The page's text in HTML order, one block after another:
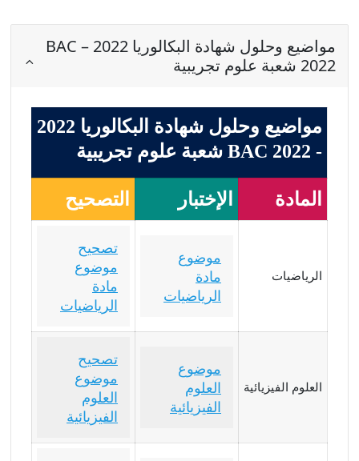
مواضيع وحلول شهادة البكالوريا 2022 – BAC
2022 شعبة علوم تجريبية
مواضيع وحلول شهادة البكالوريا 2022
- BAC 2022 شعبة علوم تجريبية
المادة الإختبار التصحيح
الرياضيات
موضوع
مادة
الرياضيات
تصحيح
موضوع
مادة
الرياضيات
العلوم الفيزيائية
موضوع
العلوم
الفيزيائية
تصحيح
موضوع
العلوم
الفيزيائية